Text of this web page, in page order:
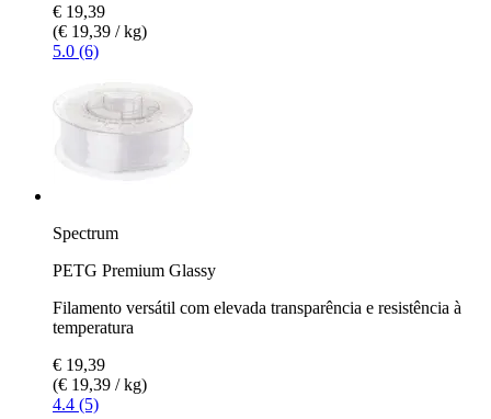
€ 19,39
(€ 19,39 / kg)
5.0 (6)
Spectrum
PETG Premium Glassy
Filamento versátil com elevada transparência e resistência à
temperatura
€ 19,39
(€ 19,39 / kg)
4.4 (5)